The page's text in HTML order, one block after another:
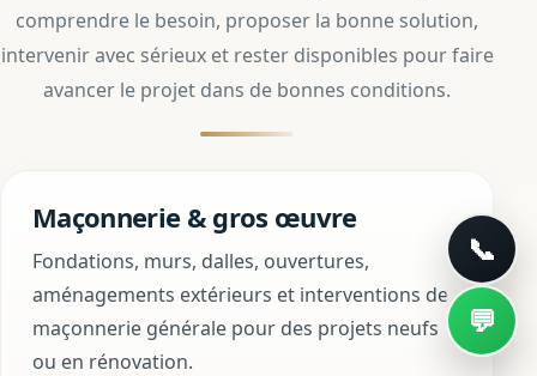
comprendre le besoin, proposer la bonne solution,
intervenir avec sérieux et rester disponibles pour faire
avancer le projet dans de bonnes conditions.
Maçonnerie & gros œuvre
Fondations, murs, dalles, ouvertures,
aménagements extérieurs et interventions de
maçonnerie générale pour des projets neufs
ou en rénovation.